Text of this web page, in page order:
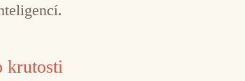
krutosti